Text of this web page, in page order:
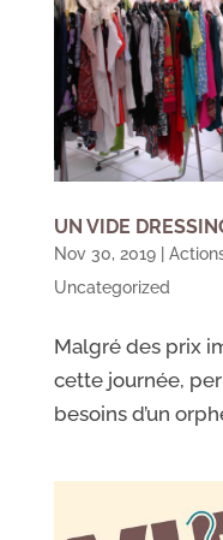
UN VIDE
Nov 30, 2019|
Uncategorized
Malgré des prix
cette journée,
besoins d’un